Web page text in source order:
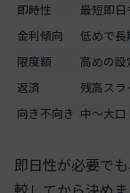
即時性
最短即日
金利傾向
低めで長
限度額
高めの設
返済
残高ス
向き不向き 中〜大
即日性が必要で